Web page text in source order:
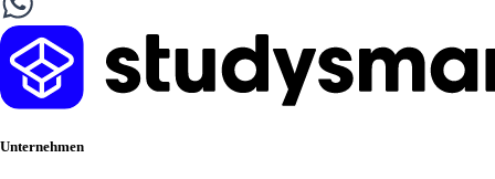
Unternehmen